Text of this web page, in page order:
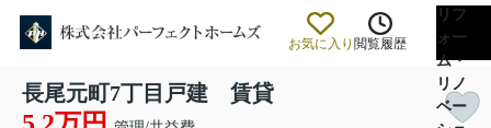
お気に入り 閲覧履歴
リフ
ォー
ム・
リノ
ベー
長尾元町7丁目戸建 賃貸